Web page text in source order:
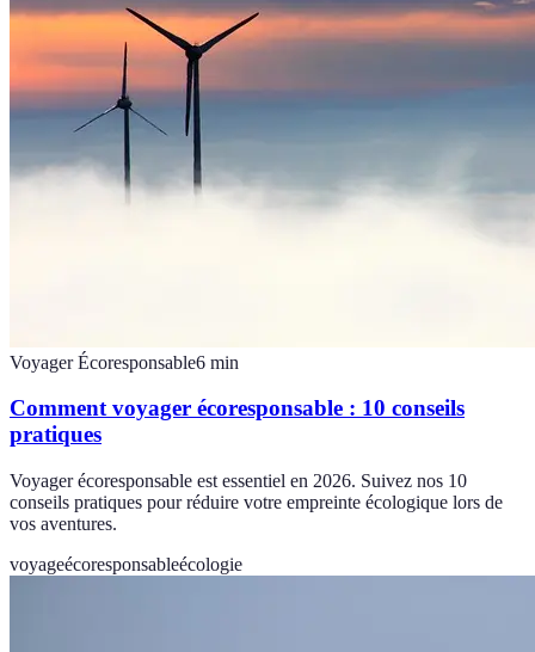
Voyager Écoresponsable6 min
Comment voyager écoresponsable : 10 conseils
pratiques
Voyager écoresponsable est essentiel en 2026. Suivez nos 10
conseils pratiques pour réduire votre empreinte écologique lors de
vos aventures.
voyageécoresponsableécologie